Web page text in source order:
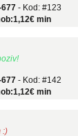
min
min